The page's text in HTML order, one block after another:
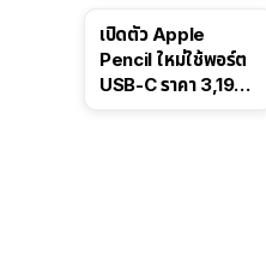
เปิดตัว Apple
Pencil ใหม่ใช้พอร์ต
USB-C ราคา 3,190